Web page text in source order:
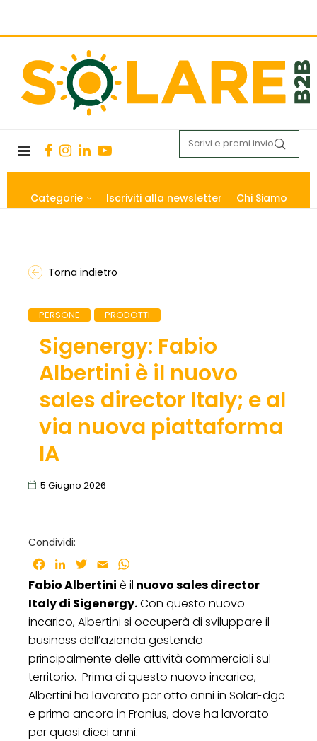
Categorie Iscriviti alla newsletter Chi Siamo
Torna indietro
PERSONE PRODOTTI
Sigenergy: Fabio
Albertini è il nuovo
sales director Italy; e al
via nuova piattaforma
IA
5 Giugno 2026
Condividi:
Facebook
LinkedInTwitter
Email
Fabio Albertini è il nuovo sales director
Italy di Sigenergy.Con questo nuovo
incarico, Albertini si occuperà di sviluppare il
business dell’azienda gestendo
principalmente delle attività commerciali sul
territorio. Prima di questo nuovo incarico,
Albertini ha lavorato per otto anni in SolarEdge
e prima ancora in Fronius, dove ha lavorato
per quasi dieci anni.